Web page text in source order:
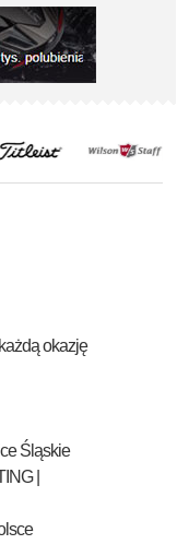
okazję
Śląskie
|